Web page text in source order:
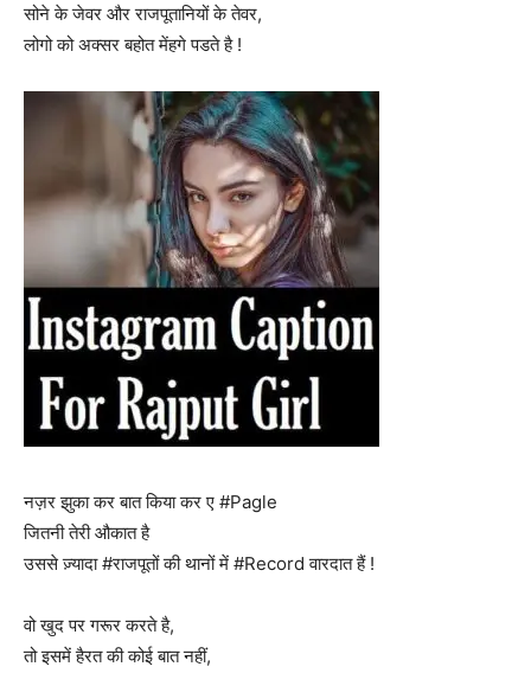
सोने के जेवर और राजपूतानियों के तेवर,
लोगो को अक्सर बहोत मेंहगे पडते है !
नज़र झुका कर बात किया कर ए #Pagle
जितनी तेरी औकात है
उससे ज़्यादा #राजपूतों की थानों में #Record वारदात हैं !
वो खुद पर गरूर करते है,
तो इसमें हैरत की कोई बात नहीं,